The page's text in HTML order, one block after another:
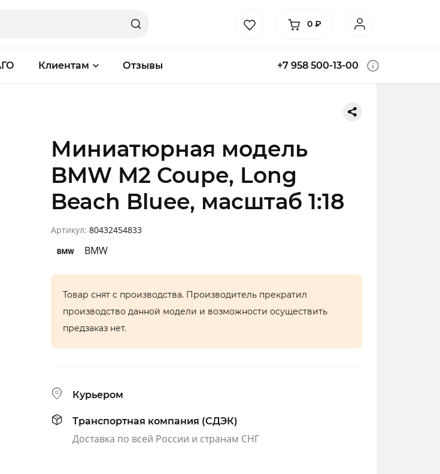
0 ₽
Клиентам Отзывы +7 958 500-13-00
Миниатюрная модель
BMW M2 Coupe, Long
Beach Bluee, масштаб 1:18
Артикул: 80432454833
BMW
Товар снят с производства. Производитель прекратил
производство данной модели и возможности осуществить
предзаказ нет.
Курьером
Транспортная компания (СДЭК)
Доставка по всей России и странам СНГ